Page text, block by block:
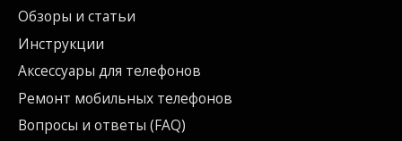
Обзоры и статьи
Инструкции
Аксессуары для телефонов
Ремонт мобильных телефонов
Вопросы и ответы (FAQ)